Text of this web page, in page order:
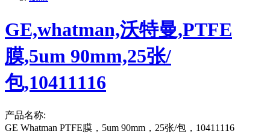
GE,whatman,沃特曼,PTFE
膜,5um 90mm,25张/
包,10411116
产品名称:
GE Whatman PTFE膜，5um 90mm，25张/包，10411116